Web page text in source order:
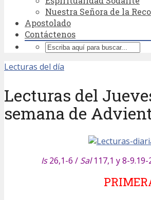
Nuestra Señora de la
Apostolado
Contáctenos
Lecturas del día
Lecturas del
semana de
Is26,1-6 / Sal117,1 y 8-9.19-